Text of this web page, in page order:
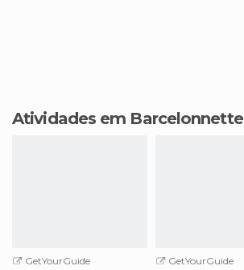
Atividades em Barcelonnette
GetYourGuide
GetYourGuide